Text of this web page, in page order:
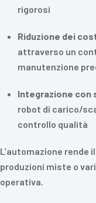
rigorosi
Riduzione dei
attraverso un
manutenzione
Integrazione
robot di carico/
controllo qualità
L’automazione rende
produzioni miste o
operativa.